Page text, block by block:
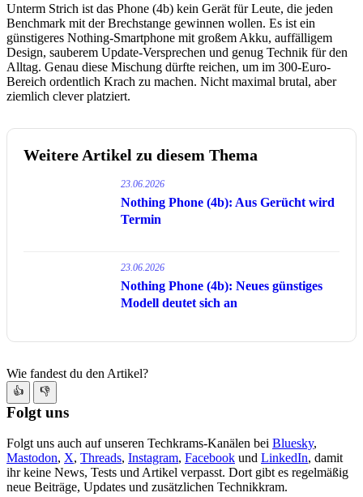
Unterm Strich ist das Phone (4b) kein Gerät für Leute, die jeden
Benchmark mit der Brechstange gewinnen wollen. Es ist ein
günstigeres Nothing-Smartphone mit großem Akku, auffälligem
Design, sauberem Update-Versprechen und genug Technik für den
Alltag. Genau diese Mischung dürfte reichen, um im 300-Euro-
Bereich ordentlich Krach zu machen. Nicht maximal brutal, aber
ziemlich clever platziert.
Weitere Artikel zu diesem Thema
23.06.2026
Nothing Phone (4b): Aus Gerücht wird
Termin
23.06.2026
Nothing Phone (4b): Neues günstiges
Modell deutet sich an
Wie fandest du den Artikel?
👍 👎
Folgt uns
Folgt uns auch auf unseren Techkrams-Kanälen bei Bluesky,
Mastodon, X, Threads, Instagram, Facebook und LinkedIn, damit
ihr keine News, Tests und Artikel verpasst. Dort gibt es regelmäßig
neue Beiträge, Updates und zusätzlichen Technikkram.